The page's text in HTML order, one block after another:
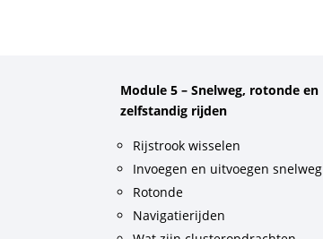
Module 5 – Snelweg, rotonde en
zelfstandig rijden
Rijstrook wisselen
Invoegen en uitvoegen snelweg
Rotonde
Navigatierijden